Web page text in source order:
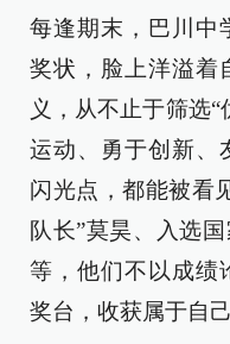
每逢期末，巴川中
奖状，脸上洋溢着
义，从不止于筛选
运动、勇于创新
闪光点，都能被看
队长”莫昊、入选
等，他们不以成绩
奖台，收获属于自